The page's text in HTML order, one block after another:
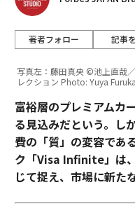
著者フォロー 記事
写真左：藤田真央 ©池上直哉
レクション Photo: Yuya
富裕層のプレミアムカ
る見込みだという。し
費の「質」の変容であ
ク「Visa Infinite」は
じて捉え、市場に新た